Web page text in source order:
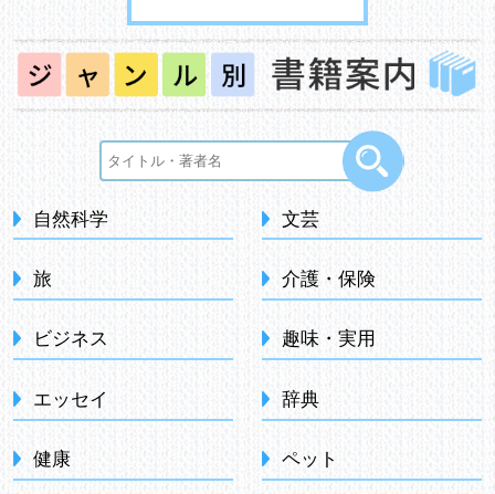
自然科学
旅
ビジネス
エッセイ
健康
文芸
介護・保険
趣味・実用
辞典
ペット